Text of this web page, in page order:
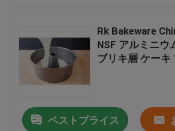
Rk Bakeware
NSF アルミニウ
ブリキ層 ケーキ
ベストプライス